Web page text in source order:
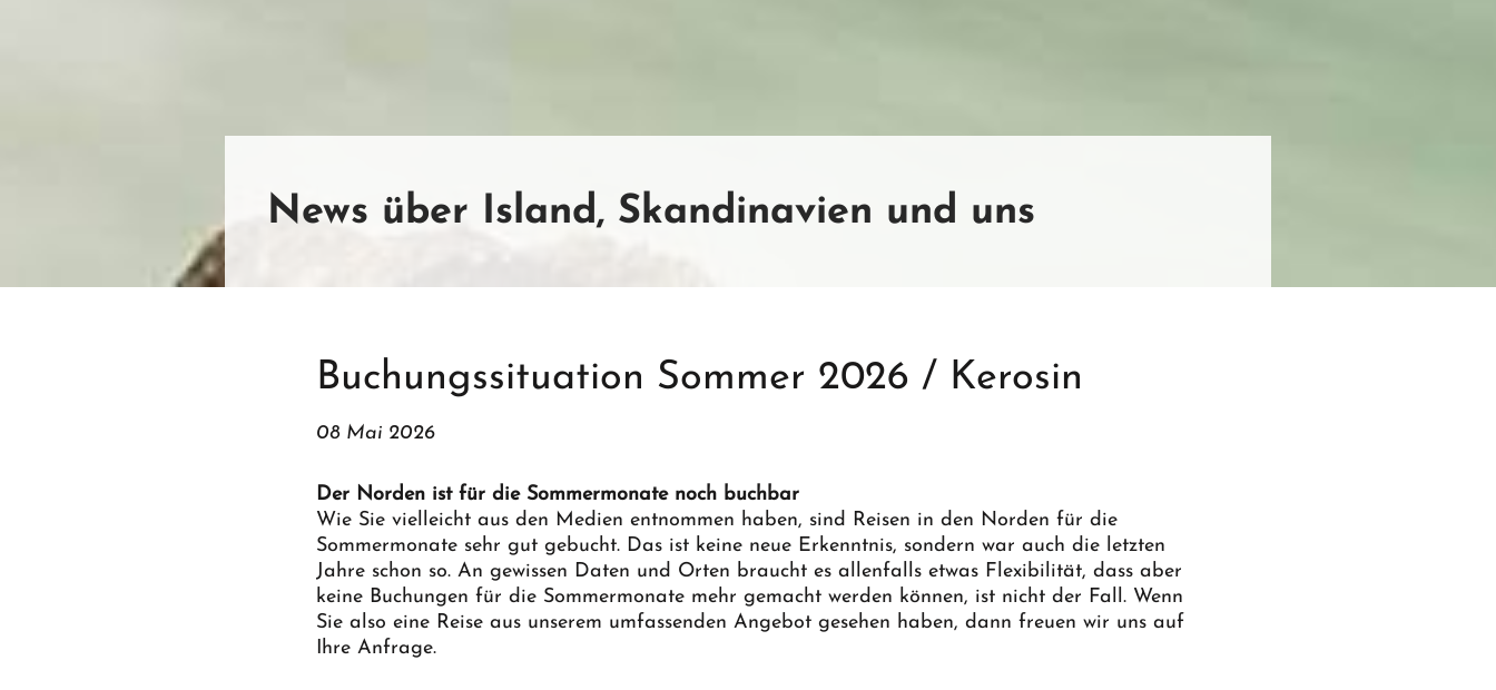
News über Island, Skandinavien und uns
Buchungssituation Sommer 2026 / Kerosin
08 Mai 2026
Der Norden ist für die Sommermonate noch buchbar
Wie Sie vielleicht aus den Medien entnommen haben, sind Reisen in den Norden für die
Sommermonate sehr gut gebucht. Das ist keine neue Erkenntnis, sondern war auch die letzten
Jahre schon so. An gewissen Daten und Orten braucht es allenfalls etwas Flexibilität, dass aber
keine Buchungen für die Sommermonate mehr gemacht werden können, ist nicht der Fall. Wenn
Sie also eine Reise aus unserem umfassenden Angebot gesehen haben, dann freuen wir uns auf
Ihre Anfrage.